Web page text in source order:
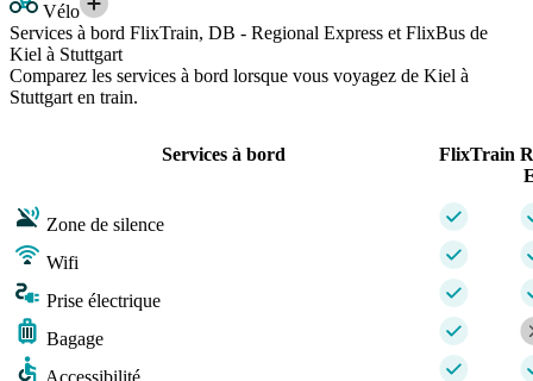
Vélo
Services à bord FlixTrain, DB - Regional Express et FlixBus de
Kiel à Stuttgart
Comparez les services à bord lorsque vous voyagez de Kiel à
Stuttgart en train.
Services à bord FlixTrain
Zone de silence
Wifi
Prise électrique
Bagage
Accessibilité